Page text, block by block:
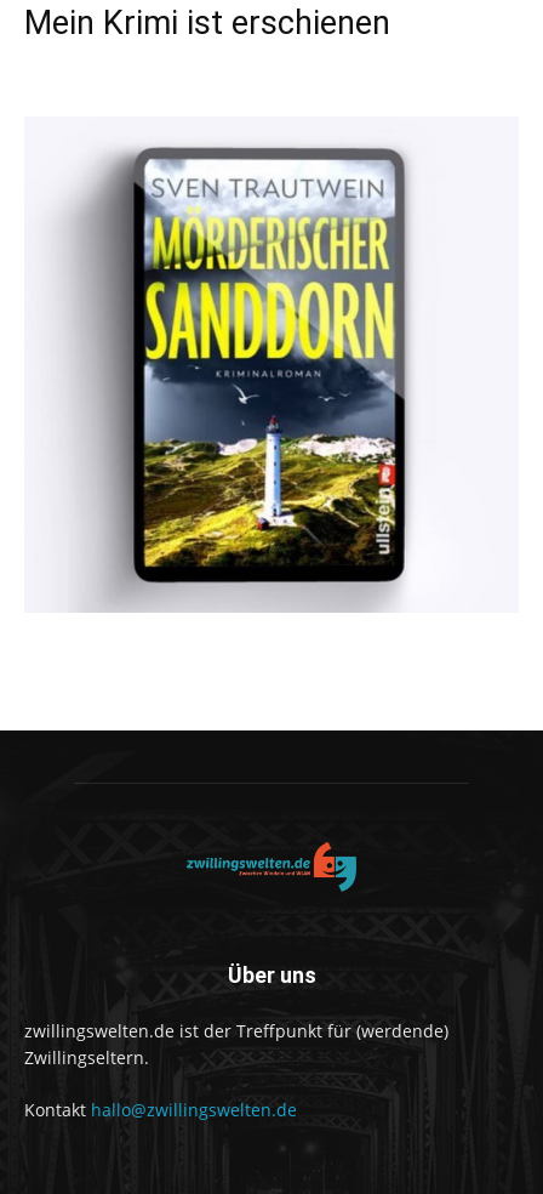
Mein Krimi ist erschienen
Über uns
zwillingswelten.de ist der Treffpunkt für (werdende)
Zwillingseltern.
Kontakt hallo@zwillingswelten.de